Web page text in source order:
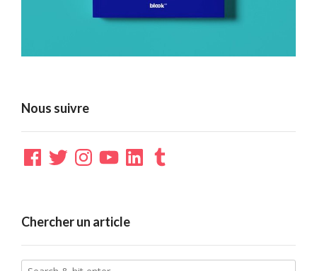
Nous suivre
Facebook
TwitterInstagramYouTubeLinkedInTumblr
Chercher un article